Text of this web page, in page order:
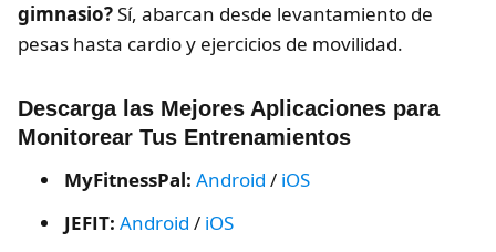
gimnasio?Sí, abarcan desde levantamiento de
pesas hasta cardio y ejercicios de movilidad.
Descarga las Mejores Aplicaciones para
Monitorear Tus Entrenamientos
MyFitnessPal: Android / iOS
JEFIT: Android / iOS